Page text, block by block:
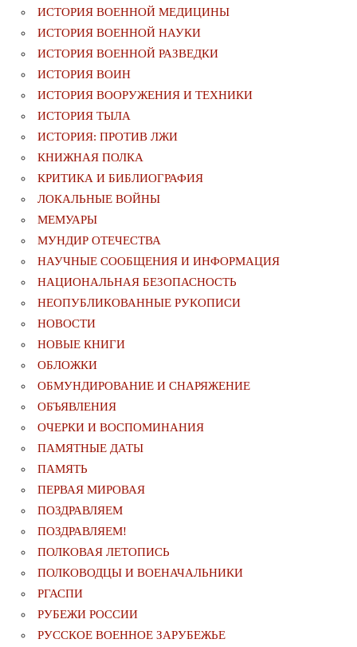
ИСТОРИЯ ВОЕННОЙ МЕДИЦИНЫ
ИСТОРИЯ ВОЕННОЙ НАУКИ
ИСТОРИЯ ВОЕННОЙ РАЗВЕДКИ
ИСТОРИЯ ВОИН
ИСТОРИЯ ВООРУЖЕНИЯ И ТЕХНИКИ
ИСТОРИЯ ТЫЛА
ИСТОРИЯ: ПРОТИВ ЛЖИ
КНИЖНАЯ ПОЛКА
КРИТИКА И БИБЛИОГРАФИЯ
ЛОКАЛЬНЫЕ ВОЙНЫ
МЕМУАРЫ
МУНДИР ОТЕЧЕСТВА
НАУЧНЫЕ СООБЩЕНИЯ И ИНФОРМАЦИЯ
НАЦИОНАЛЬНАЯ БЕЗОПАСНОСТЬ
НЕОПУБЛИКОВАННЫЕ РУКОПИСИ
НОВОСТИ
НОВЫЕ КНИГИ
ОБЛОЖКИ
ОБМУНДИРОВАНИЕ И СНАРЯЖЕНИЕ
ОБЪЯВЛЕНИЯ
ОЧЕРКИ И ВОСПОМИНАНИЯ
ПАМЯТНЫЕ ДАТЫ
ПАМЯТЬ
ПЕРВАЯ МИРОВАЯ
ПОЗДРАВЛЯЕМ
ПОЗДРАВЛЯЕМ!
ПОЛКОВАЯ ЛЕТОПИСЬ
ПОЛКОВОДЦЫ И ВОЕНАЧАЛЬНИКИ
РГАСПИ
РУБЕЖИ РОССИИ
РУССКОЕ ВОЕННОЕ ЗАРУБЕЖЬЕ